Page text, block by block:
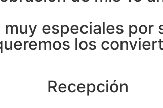
especiales por
los
Recepción